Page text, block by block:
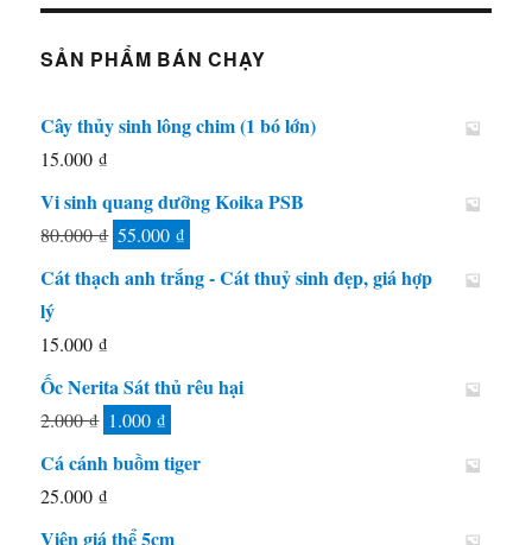
SẢN PHẨM BÁN CHẠY
Cây thủy sinh lông chim (1 bó lớn)
15.000₫
Vi sinh quang dưỡng Koika PSB
80.000₫ Giá
gốc
55.000₫
Cát thạch anh trắng - Cát thuỷ sinh đẹp, giá hợp
lý
15.000₫
Ốc Nerita Sát thủ rêu hại
2.000₫ Giá
gốc
là:
1.000₫
hiện
Cá cánh buồm tiger
25.000₫
Viên giá thể 5cm